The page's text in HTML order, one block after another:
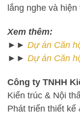
lắng nghe và
Xem thêm:
►► Dự án Căn
►► Dự án Căn
Công ty TNHH
Kiến trúc & Nội
Phát triển thiết